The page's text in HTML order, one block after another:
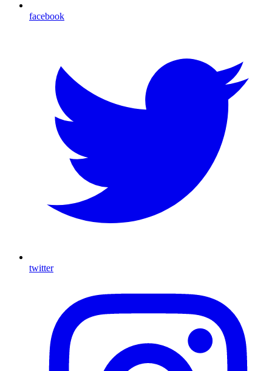
facebook
twitter